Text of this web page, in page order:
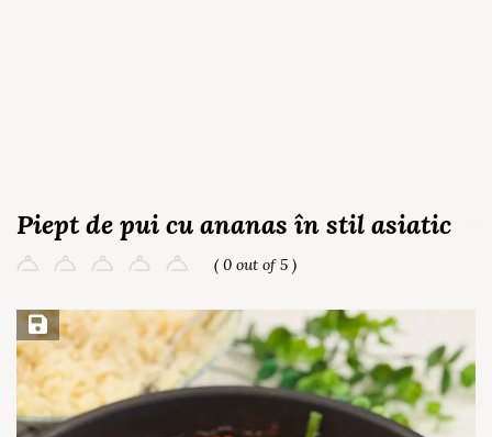
Piept de pui cu ananas în stil asiatic
( 0 out of 5 )
Save Recipe